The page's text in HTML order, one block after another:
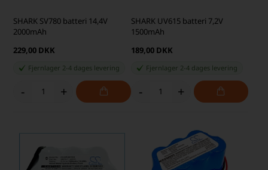
SHARK SV780 batteri 14,4V
2000mAh
229,00 DKK
Fjernlager 2-4 dages levering
- +
SHARK UV615 batteri 7,2V
1500mAh
189,00 DKK
Fjernlager 2-4 dages levering
- +